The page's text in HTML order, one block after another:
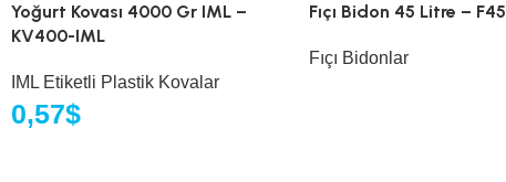
Yoğurt Kovası 4000 Gr IML –
KV400-IML
IML Etiketli Plastik Kovalar
0,57$
Fıçı Bidon 45 Litre – F45
Fıçı Bidonlar